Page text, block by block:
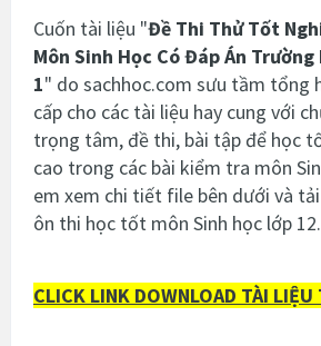
Cuốn tài liệu "Đề Thi Thử Tốt
Môn Sinh Học Có Đáp Án Trường
1" do sachhoc.com sưu tầm tổng
cấp cho các tài liệu hay cung với
trọng tâm, đề thi, bài tập để học
cao trong các bài kiểm tra môn
em xem chi tiết file bên dưới và
ôn thi học tốt môn Sinh học lớp 12.
CLICK LINK DOWNLOAD TÀI LIỆU